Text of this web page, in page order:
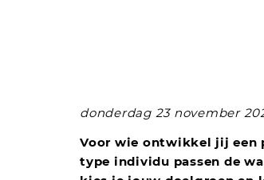
donderdag 23 november
Voor wie ontwikkel jij een
type individu passen de